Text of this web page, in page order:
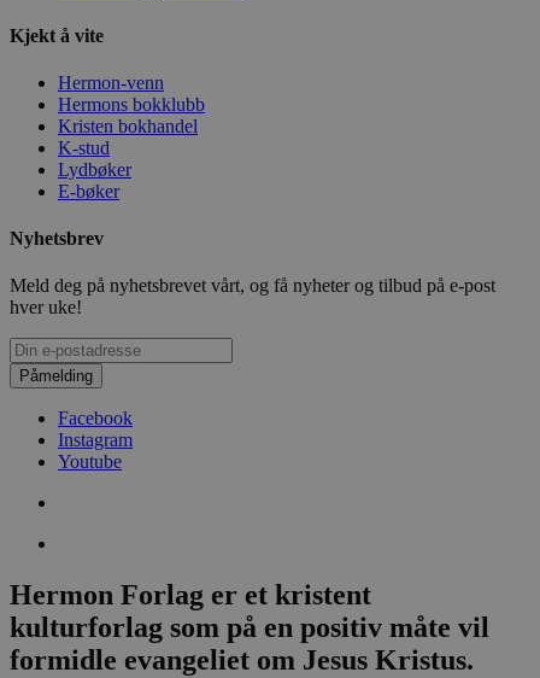
Kjekt å vite
Hermon-venn
Hermons bokklubb
Kristen bokhandel
K-stud
Lydbøker
E-bøker
Nyhetsbrev
Meld deg på nyhetsbrevet vårt, og få nyheter og tilbud på e-post
hver uke!
Påmelding
Facebook
Instagram
Youtube
Hermon Forlag er et kristent
kulturforlag som på en positiv måte vil
formidle evangeliet om Jesus Kristus.